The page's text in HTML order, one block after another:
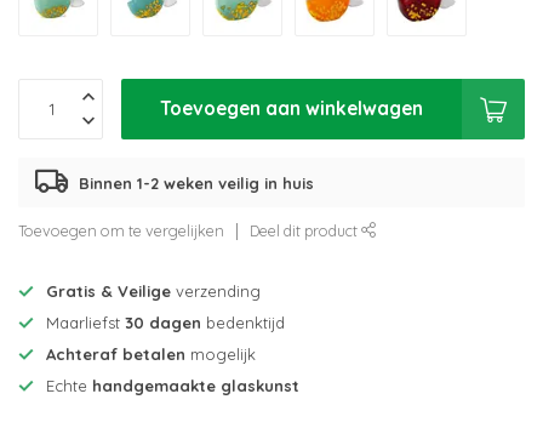
Toevoegen aan winkelwagen
Binnen 1-2 weken veilig in huis
Toevoegen om te vergelijken Deel dit product
Gratis & Veilige verzending
Maarliefst 30 dagen bedenktijd
Achteraf betalen mogelijk
Echte handgemaakte glaskunst